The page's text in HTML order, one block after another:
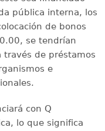
pública interna, los
de bonos
se tendrían
de préstamos
e
con Q
lo que significa